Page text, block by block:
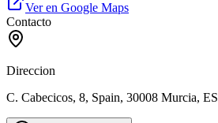
Ver en Google Maps
Contacto
Direccion
C. Cabecicos, 8, Spain, 30008 Murcia, ES